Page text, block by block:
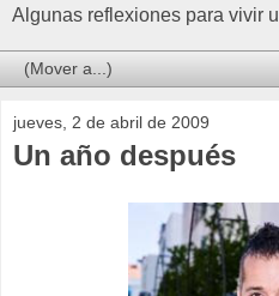
Algunas reflexiones para vivir
jueves, 2 de abril de 2009
Un año después